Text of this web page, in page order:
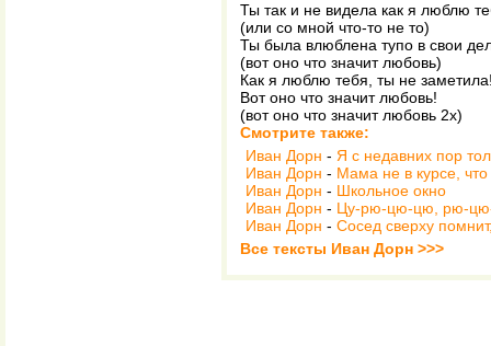
Ты так и не видела как я люблю
(или со мной что-то не то)
Ты была влюблена тупо в свои
(вот оно что значит любовь)
Как я люблю тебя, ты не
Вот оно что значит любовь!
(вот оно что значит любовь 2х)
Смотрите также:
Иван Дорн - Я с недавних пор
Иван Дорн - Мама не в курсе,
Иван Дорн - Школьное окно
Иван Дорн - Цу-рю-цю-цю, рю-
Иван Дорн - Сосед сверху
Все тексты Иван Дорн >>>